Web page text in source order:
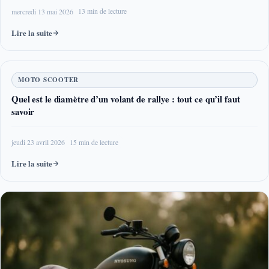
mercredi 13 mai 2026 13 min de lecture
Lire la suite
MOTO SCOOTER
Quel est le diamètre d’un volant de rallye : tout ce qu’il faut
savoir
jeudi 23 avril 2026 15 min de lecture
Lire la suite